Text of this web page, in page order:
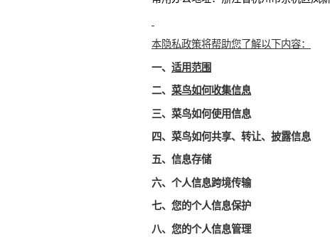
常用办公地址：浙江省杭州市余
本隐私政策将帮助您了解以下内容
一、适用范围
二、菜鸟如何收集信息
四、菜鸟如何共享、转让、披露信
五、信息存储